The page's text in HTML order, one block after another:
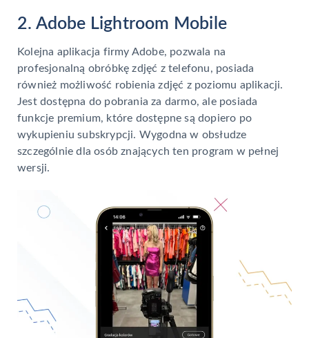
2. Adobe Lightroom Mobile
Kolejna aplikacja firmy Adobe, pozwala na
profesjonalną obróbkę zdjęć z telefonu, posiada
również możliwość robienia zdjęć z poziomu aplikacji.
Jest dostępna do pobrania za darmo, ale posiada
funkcje premium, które dostępne są dopiero po
wykupieniu subskrypcji. Wygodna w obsłudze
szczególnie dla osób znających ten program w pełnej
wersji.